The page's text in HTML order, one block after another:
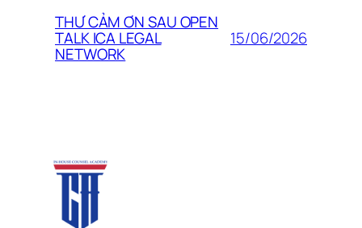
THƯ CẢM ƠN SAU OPEN
TALK ICA LEGAL
NETWORK
15/06/2026